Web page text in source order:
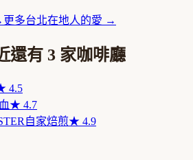
更多台北在地人的愛 →
還有 3 家咖啡廳
4.5
★ 4.7
自家焙煎★ 4.9